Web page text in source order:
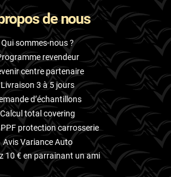
de nous
Qui sommes-nous ?
revendeur
centre partenaire
Livraison 3 à 5 jours
d’échantillons
Calcul total covering
protection carrosserie
Avis Variance Auto
10 € en parrainant un ami